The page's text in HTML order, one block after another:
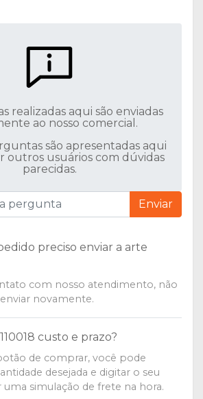
realizadas aqui são enviadas
ao nosso comercial.
são apresentadas aqui
outros usuários com dúvidas
parecidas.
Enviar
preciso enviar a arte
com nosso atendimento, não
novamente.
custo e prazo?
de comprar, você pode
desejada e digitar o seu
uma simulação de frete na hora.